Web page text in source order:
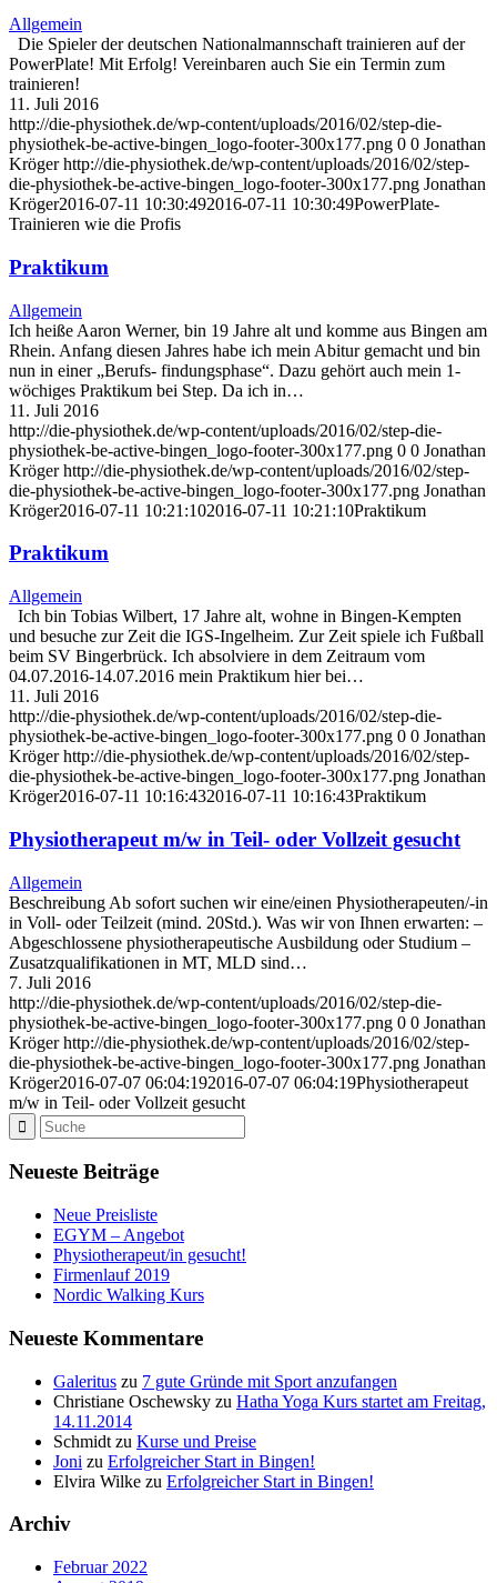
Allgemein
Die Spieler der deutschen Nationalmannschaft trainieren auf der
PowerPlate! Mit Erfolg! Vereinbaren auch Sie ein Termin zum
trainieren!
11. Juli 2016
http://die-physiothek.de/wp-content/uploads/2016/02/step-die-
physiothek-be-active-bingen_logo-footer-300x177.png 0 0 Jonathan
Kröger http://die-physiothek.de/wp-content/uploads/2016/02/step-
die-physiothek-be-active-bingen_logo-footer-300x177.png Jonathan
Kröger2016-07-11 10:30:492016-07-11 10:30:49PowerPlate-
Trainieren wie die Profis
Praktikum
Allgemein
Ich heiße Aaron Werner, bin 19 Jahre alt und komme aus Bingen am
Rhein. Anfang diesen Jahres habe ich mein Abitur gemacht und bin
nun in einer „Berufs- findungsphase“. Dazu gehört auch mein 1-
wöchiges Praktikum bei Step. Da ich in…
11. Juli 2016
http://die-physiothek.de/wp-content/uploads/2016/02/step-die-
physiothek-be-active-bingen_logo-footer-300x177.png 0 0 Jonathan
Kröger http://die-physiothek.de/wp-content/uploads/2016/02/step-
die-physiothek-be-active-bingen_logo-footer-300x177.png Jonathan
Kröger2016-07-11 10:21:102016-07-11 10:21:10Praktikum
Praktikum
Allgemein
Ich bin Tobias Wilbert, 17 Jahre alt, wohne in Bingen-Kempten
und besuche zur Zeit die IGS-Ingelheim. Zur Zeit spiele ich Fußball
beim SV Bingerbrück. Ich absolviere in dem Zeitraum vom
04.07.2016-14.07.2016 mein Praktikum hier bei…
11. Juli 2016
http://die-physiothek.de/wp-content/uploads/2016/02/step-die-
physiothek-be-active-bingen_logo-footer-300x177.png 0 0 Jonathan
Kröger http://die-physiothek.de/wp-content/uploads/2016/02/step-
die-physiothek-be-active-bingen_logo-footer-300x177.png Jonathan
Kröger2016-07-11 10:16:432016-07-11 10:16:43Praktikum
Physiotherapeut m/w in Teil- oder Vollzeit gesucht
Allgemein
Beschreibung Ab sofort suchen wir eine/einen Physiotherapeuten/-in
in Voll- oder Teilzeit (mind. 20Std.). Was wir von Ihnen erwarten: –
Abgeschlossene physiotherapeutische Ausbildung oder Studium –
Zusatzqualifikationen in MT, MLD sind…
7. Juli 2016
http://die-physiothek.de/wp-content/uploads/2016/02/step-die-
physiothek-be-active-bingen_logo-footer-300x177.png 0 0 Jonathan
Kröger http://die-physiothek.de/wp-content/uploads/2016/02/step-
die-physiothek-be-active-bingen_logo-footer-300x177.png Jonathan
Kröger2016-07-07 06:04:192016-07-07 06:04:19Physiotherapeut
m/w in Teil- oder Vollzeit gesucht
Neueste Beiträge
Neue Preisliste
EGYM – Angebot
Physiotherapeut/in gesucht!
Firmenlauf 2019
Nordic Walking Kurs
Neueste Kommentare
Galeritus zu 7 gute Gründe mit Sport anzufangen
Christiane Oschewsky zu Hatha Yoga Kurs startet am Freitag,
14.11.2014
Schmidt zu Kurse und Preise
Joni zu Erfolgreicher Start in Bingen!
Elvira Wilke zu Erfolgreicher Start in Bingen!
Archiv
Februar 2022